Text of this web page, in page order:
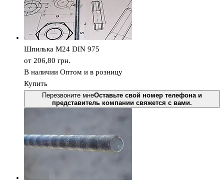
Шпилька М24 DIN 975
от 206,80 грн.
В наличии Оптом и в розницу
Купить
Перезвоните мнеОставьте свой номер телефона и
представитель компании свяжется с вами.